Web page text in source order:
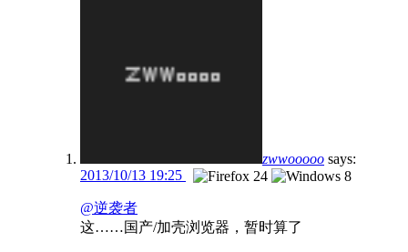
zwwooooo says:
2013/10/13 19:25
@逆袭者
这……国产/加壳浏览器，暂时算了